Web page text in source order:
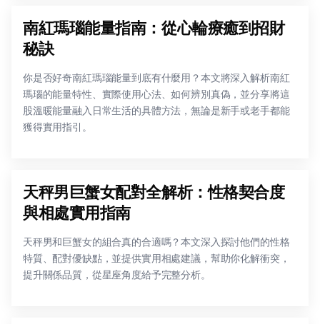
南紅瑪瑙能量指南：從心輪療癒到招財
秘訣
你是否好奇南紅瑪瑙能量到底有什麼用？本文將深入解析南紅
瑪瑙的能量特性、實際使用心法、如何辨別真偽，並分享將這
股溫暖能量融入日常生活的具體方法，無論是新手或老手都能
獲得實用指引。
天秤男巨蟹女配對全解析：性格契合度
與相處實用指南
天秤男和巨蟹女的組合真的合適嗎？本文深入探討他們的性格
特質、配對優缺點，並提供實用相處建議，幫助你化解衝突，
提升關係品質，從星座角度給予完整分析。